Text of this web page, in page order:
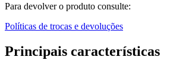
Para devolver o produto consulte:
Políticas de trocas e devoluções
Principais características